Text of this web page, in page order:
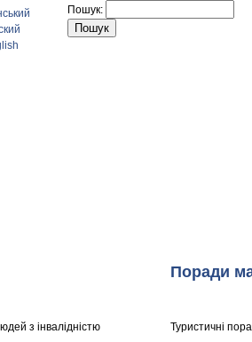
Пошук:
з інвалідністю
Поради
Туристичні